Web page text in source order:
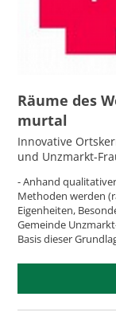
Räume des
murtal
Innovative
und Unzmarkt-
- Anhand
Methoden werden
Eigenheiten,
Gemeinde
Basis dieser